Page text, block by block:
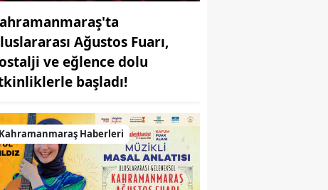
Ağustos Fuarı,
ve eğlence dolu
başladı!
Kahramanmaraş Haberleri